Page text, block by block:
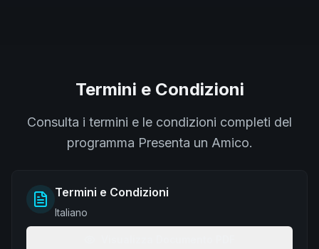
Termini e Condizioni
Consulta i termini e le condizioni completi del
programma Presenta un Amico.
Termini e Condizioni
Italiano